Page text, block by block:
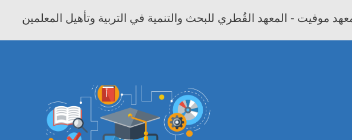
موفيت - المعهد القُطري للبحث والتنمية في التربية وتأهيل المعلمين